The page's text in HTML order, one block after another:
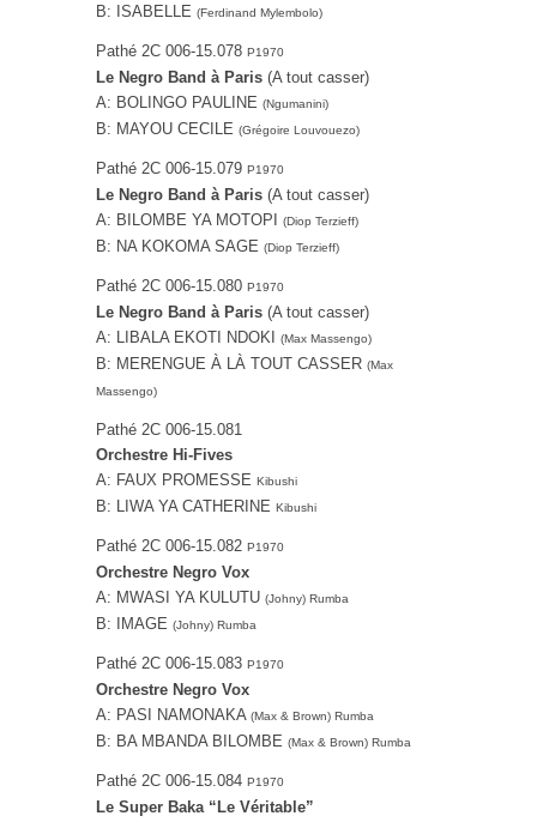
B: ISABELLE (Ferdinand Mylembolo)
Pathé 2C 006-15.078 P1970
Le Negro Band à Paris (A tout casser)
A: BOLINGO PAULINE (Ngumanini)
B: MAYOU CECILE (Grégoire Louvouezo)
Pathé 2C 006-15.079 P1970
Le Negro Band à Paris (A tout casser)
A: BILOMBE YA MOTOPI
(Diop Terzieff)
B: NA KOKOMA SAGE (Diop Terzieff)
Pathé 2C 006-15.080 P1970
Le Negro Band à Paris (A tout casser)
A: LIBALA EKOTI NDOKI
(Max Massengo)
B: MERENGUE À LÀ TOUT CASSER (Max
Massengo)
Pathé 2C 006-15.081
Orchestre Hi-Fives
A: FAUX PROMESSE Kibushi
B: LIWA YA CATHERINE Kibushi
Pathé 2C 006-15.082 P1970
Orchestre Negro Vox
A: MWASI YA KULUTU (Johny) Rumba
B: IMAGE (Johny) Rumba
Pathé 2C 006-15.083 P1970
Orchestre Negro Vox
A: PASI NAMONAKA (Max & Brown) Rumba
B: BA MBANDA BILOMBE (Max & Brown) Rumba
Pathé 2C 006-15.084 P1970
Le Super Baka “Le Véritable”